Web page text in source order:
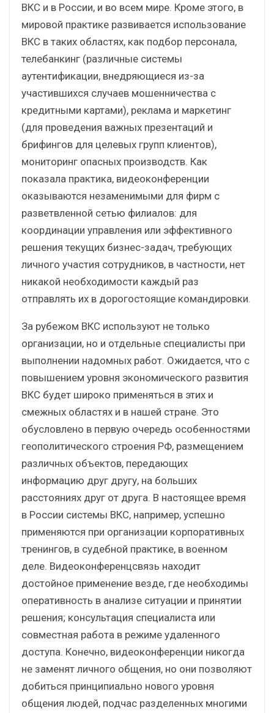
ВКС и в России, и во всем мире. Кроме этого, в
мировой практике развивается использование
ВКС в таких областях, как подбор персонала,
телебанкинг (различные системы
аутентификации, внедряющиеся из-за
участившихся случаев мошенничества с
кредитными картами), реклама и маркетинг
(для проведения важных презентаций и
брифингов для целевых групп клиентов),
мониторинг опасных производств. Как
показала практика, видеоконференции
оказываются незаменимыми для фирм с
разветвленной сетью филиалов: для
координации управления или эффективного
решения текущих бизнес-задач, требующих
личного участия сотрудников, в частности, нет
никакой необходимости каждый раз
отправлять их в дорогостоящие командировки.
За рубежом ВКС используют не только
организации, но и отдельные специалисты при
выполнении надомных работ. Ожидается, что с
повышением уровня экономического развития
ВКС будет широко применяться в этих и
смежных областях и в нашей стране. Это
обусловлено в первую очередь особенностями
геополитического строения РФ, размещением
различных объектов, передающих
информацию друг другу, на больших
расстояниях друг от друга. В настоящее время
в России системы ВКС, например, успешно
применяются при организации корпоративных
тренингов, в судебной практике, в военном
деле. Видеоконференцсвязь находит
достойное применение везде, где необходимы
оперативность в анализе ситуации и принятии
решения; консультация специалиста или
совместная работа в режиме удаленного
доступа. Конечно, видеоконференции никогда
не заменят личного общения, но они позволяют
добиться принципиально нового уровня
общения людей, подчас разделенных многими